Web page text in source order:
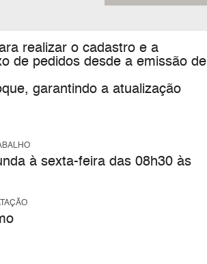
realizar o cadastro e a
de pedidos desde a emissão de
garantindo a atualização
à sexta-feira das 08h30 às